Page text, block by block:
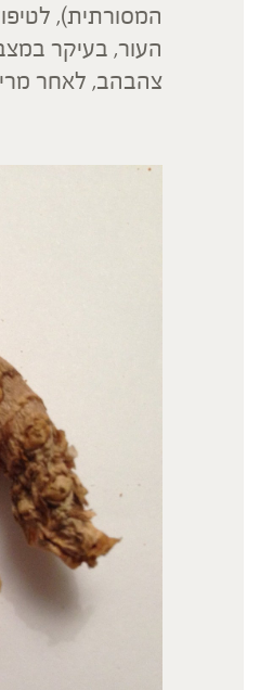
המסורתית),
העור, בעיקר
צהבהב, לאחר